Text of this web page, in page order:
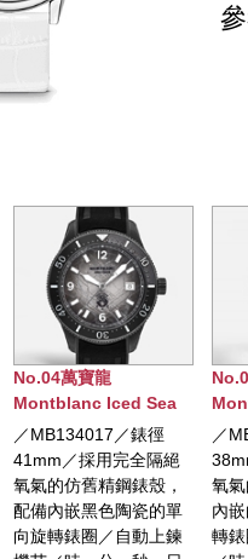
No.05萬寶龍
Montblanc Iced Sea
日期顯示自動腕錶0
OXYGEN 特別版
／MB134024／錶徑
38mm／採用完全隔絕
氧氣的精鋼錶殼，配備
內嵌白色陶瓷的單向旋
轉錶圈／自動上鍊機芯
日
／
氧
內
鋁